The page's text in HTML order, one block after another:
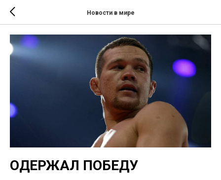
Новости в мире
ОДЕРЖАЛ ПОБЕДУ